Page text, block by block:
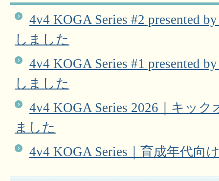
4v4 KOGA Series #2 presented
しました
4v4 KOGA Series #1 presented
しました
4v4 KOGA Series 2026｜キッ
ました
4v4 KOGA Series｜育成年代向